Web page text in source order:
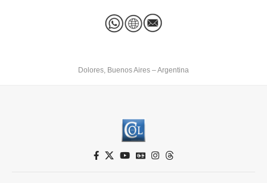
Dolores, Buenos Aires – Argentina